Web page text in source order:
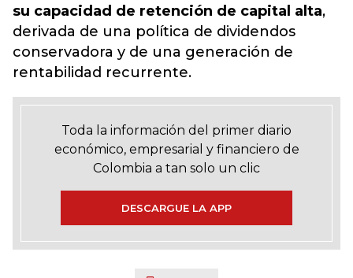
su capacidad de retención de capital alta,
derivada de una política de dividendos
conservadora y de una generación de
rentabilidad recurrente.
Toda la información del primer diario
económico, empresarial y financiero de
Colombia a tan solo un clic
DESCARGUE LA APP